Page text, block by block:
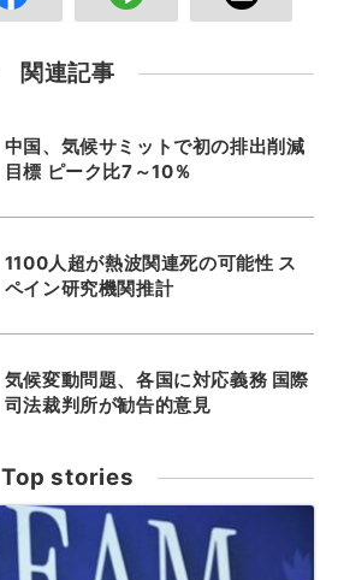
関連記事
中国、気候サミットで初の排出削減
目標 ピーク比7～10％
1100人超が熱波関連死の可能性 ス
ペイン研究機関推計
気候変動問題、各国に対応義務 国際
司法裁判所が勧告的意見
Top stories